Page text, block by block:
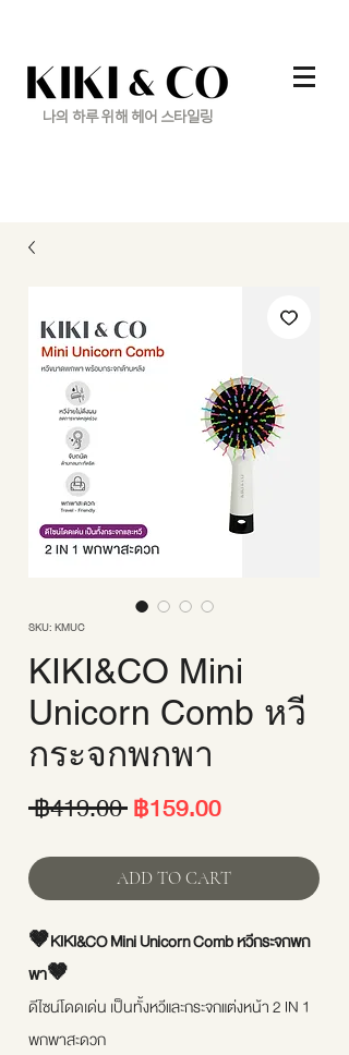
나의 하루 위해 헤어 스타일링
SKU: KMUC
KIKI&CO Mini
Unicorn Comb หวี
กระจกพกพา
฿419.00 ราคา
ปกติ
฿159.00ราคา
ขาย
ลด
ADD TO CART
🤎KIKI&CO Mini Unicorn Comb หวีกระจกพก
พา🤎
ดีไซน์โดดเด่น เป็นทั้งหวีและกระจกแต่งหน้า 2 IN 1
พกพาสะดวก